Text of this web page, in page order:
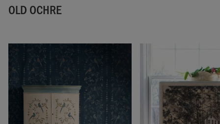
OLD OCHRE